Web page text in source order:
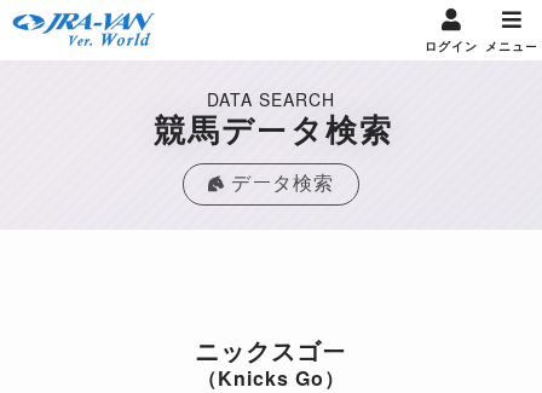
ログイン メニュー
DATA SEARCH
競馬データ検索
データ検索
ニックスゴー
（Knicks Go）